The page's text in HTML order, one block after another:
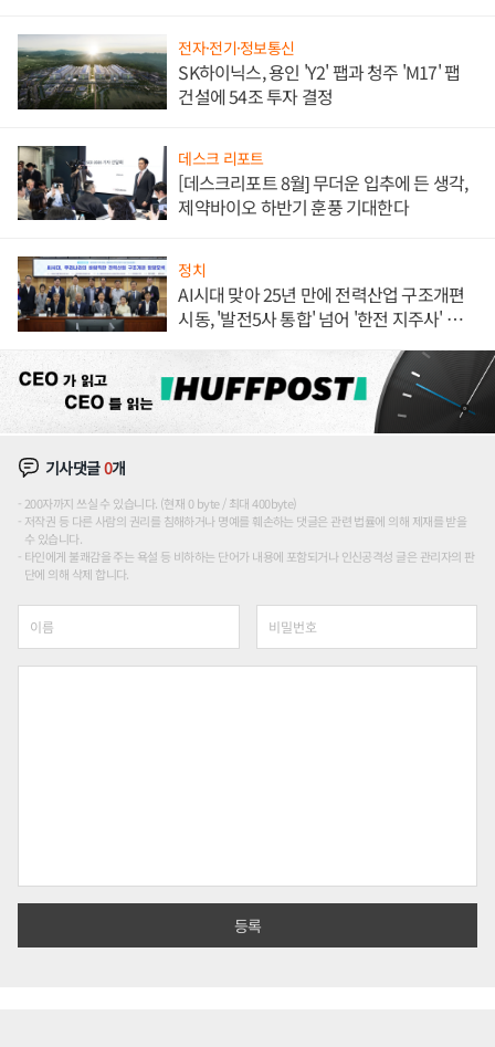
전자·전기·정보통신
SK하이닉스, 용인 'Y2' 팹과 청주 'M17' 팹
건설에 54조 투자 결정
데스크 리포트
[데스크리포트 8월] 무더운 입추에 든 생각,
제약바이오 하반기 훈풍 기대한다
정치
AI시대 맞아 25년 만에 전력산업 구조개편
시동, '발전5사 통합' 넘어 '한전 지주사' 재편
기사댓글0개
200자까지 쓰실 수 있습니다. (현재 0 byte / 최대 400byte)
저작권 등 다른 사람의 권리를 침해하거나 명예를 훼손하는 댓글은 관련 법률에 의해 제재를 받을
수 있습니다.
타인에게 불쾌감을 주는 욕설 등 비하하는 단어가 내용에 포함되거나 인신공격성 글은 관리자의 판
단에 의해 삭제 합니다.